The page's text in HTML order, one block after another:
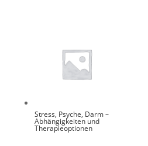
Stress, Psyche, Darm –
Abhängigkeiten und
Therapieoptionen